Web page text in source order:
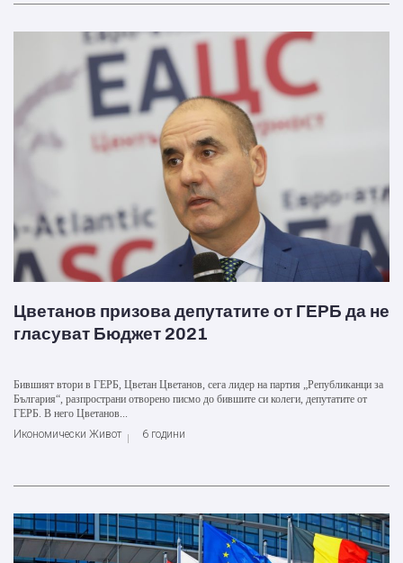
Цветанов призова депутатите от ГЕРБ да не
гласуват Бюджет 2021
Бившият втори в ГЕРБ, Цветан Цветанов, сега лидер на партия „Републиканци за
България“, разпространи отворено писмо до бившите си колеги, депутатите от
ГЕРБ. В него Цветанов...
Икономически Живот
6 години